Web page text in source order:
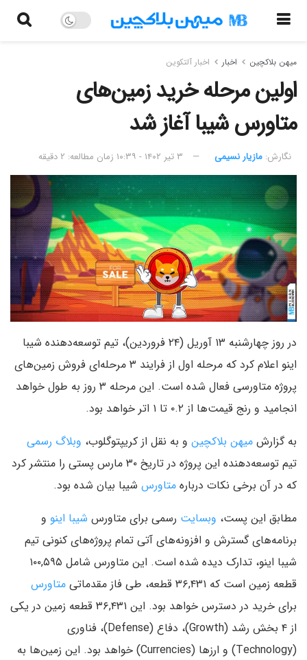
میهن بلاکچین اخبار اخبار آلتکوین
اولین مرحله خرید زمین‌های
متاورس شیبا آغاز شد
نگارش:‌ مازیار نسیمی ۳ تیر ۱۴۰۲ - ۱۰:۳۹ زمان مطالعه: ۲ دقیقه
در روز چهارشنبه ۱۳ آوریل (۲۴ فروردین)، تیم توسعه‌دهنده شیبا
اینو اعلام کرد که مرحله اول از فرایند ۳ مرحله‌ای فروش زمین‌های
پروژه متاورسی فعال شده است. این مرحله ۳ روز به طول خواهد
انجامید و رنج قیمت‌ها از ۰.۲ تا ۱ اتر خواهد بود.
به گزارش میهن بلاکچین و به نقل از کریپتوگلوب، وبلاگ رسمی
تیم توسعه‌دهنده این پروژه در تاریخ ۳۰ مارس پستی را منتشر کرد
که در آن برخی نکات درباره متاورس شیبا بیان شده بود.
مطابق این پست، وبسایت رسمی برای متاورس شیبا اینو و
برنامه‌های گسترش و افزونه‌های آتی تمام پروژه‌های کنونی تیم
شیبا اینو، تدارک دیده شده است. این متاورس شامل ۱۰۰,۵۹۵
قطعه زمین است که ۳۶,۴۳۱ قطعه، طی فاز مقدماتی
متاورس
برای خرید در دسترس خواهد بود. این ۳۶,۴۳۱ قطعه زمین در یکی
از ۴ بخش رشد (Growth)، دفاع (Defense)، فناوری
(Technology) و ارزها (Currencies) خواهد بود. این زمین‌ها به